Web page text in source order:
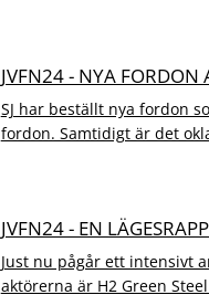
JVFN24 - NYA FORDON
SJ har beställt nya fordon
fordon. Samtidigt är det
JVFN24 - EN
Just nu pågår ett intensivt
aktörerna är H2 Green